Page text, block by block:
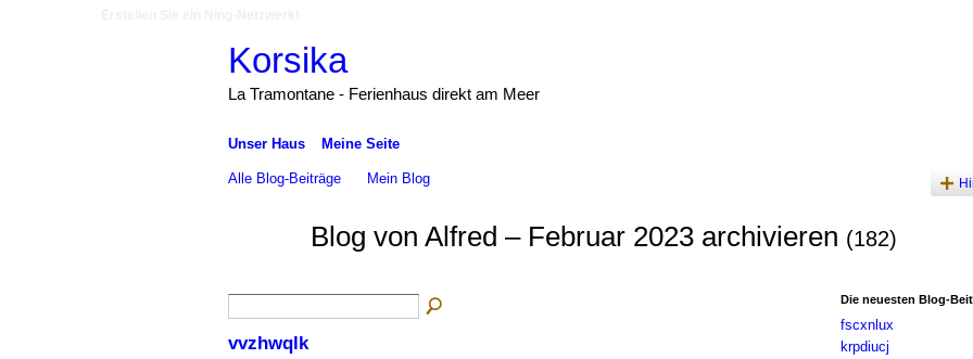
Korsika
La Tramontane - Ferienhaus direkt am Meer
Unser Haus Meine Seite
Alle Blog-Beiträge Mein Blog
Blog von Alfred – Februar 2023 archivieren (182)
vvzhwqlk
Die neuesten Blog-
fscxnlux
krpdiucj